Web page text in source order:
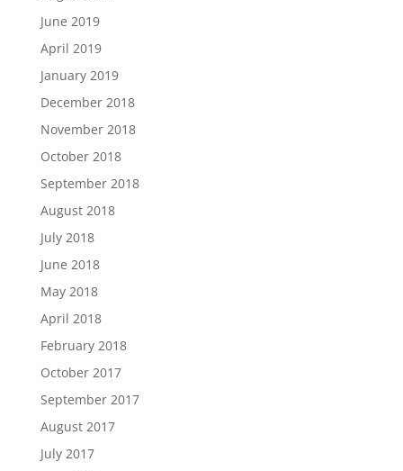
June 2019
April 2019
January 2019
December 2018
November 2018
October 2018
September 2018
August 2018
July 2018
June 2018
May 2018
April 2018
February 2018
October 2017
September 2017
August 2017
July 2017